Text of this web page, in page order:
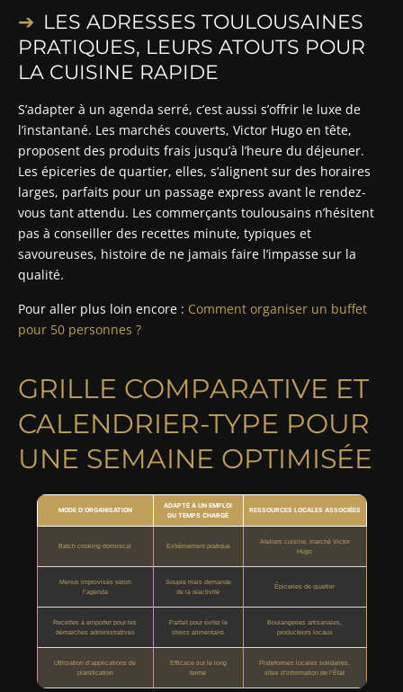
LES ADRESSES TOULOUSAINES
PRATIQUES, LEURS ATOUTS POUR
LA CUISINE RAPIDE
S’adapter à un agenda serré, c’est aussi s’offrir le luxe de
l’instantané. Les marchés couverts, Victor Hugo en tête,
proposent des produits frais jusqu’à l’heure du déjeuner.
Les épiceries de quartier, elles, s’alignent sur des horaires
larges, parfaits pour un passage express avant le rendez-
vous tant attendu. Les commerçants toulousains n’hésitent
pas à conseiller des recettes minute, typiques et
savoureuses, histoire de ne jamais faire l’impasse sur la
qualité.
Pour aller plus loin encore : Comment organiser un buffet
pour 50 personnes ?
GRILLE COMPARATIVE ET
CALENDRIER-TYPE POUR
UNE SEMAINE OPTIMISÉE
MODE D’ORGANISATION
ADAPTÉ À UN EMPLOI
DU TEMPS CHARGÉ
RESSOURCES LOCALES ASSOCIÉES
Batch cooking dominical Extrêmement pratique
Ateliers cuisine, marché Victor
Hugo
Menus improvisés selon
l’agenda
Souple mais demande
de la réactivité
Épiceries de quartier
Recettes à emporter pour les
démarches administratives
Parfait pour éviter le
stress alimentaire
Boulangeries artisanales,
producteurs locaux
Utilisation d’applications de
planification
Efficace sur le long
terme
Plateformes locales solidaires,
sites d’information de l’État